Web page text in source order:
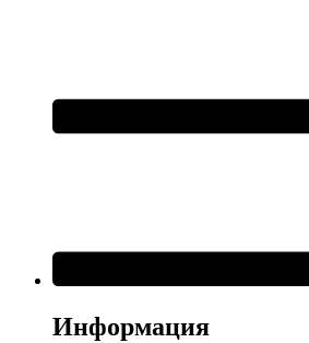
Информация